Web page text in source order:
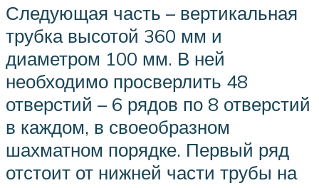
Следующая часть – вертикальная
трубка высотой 360 мм и
диаметром 100 мм. В ней
необходимо просверлить 48
отверстий – 6 рядов по 8 отверстий
в каждом, в своеобразном
шахматном порядке. Первый ряд
отстоит от нижней части трубы на